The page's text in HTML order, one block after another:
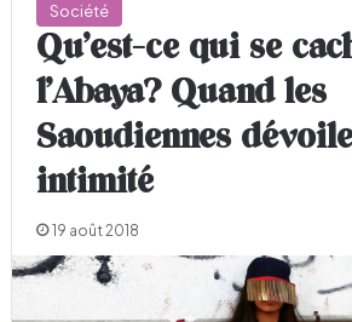
Société
Qu’est-ce qui se
l’Abaya? Quand les
Saoudiennes
intimité
19 août 2018